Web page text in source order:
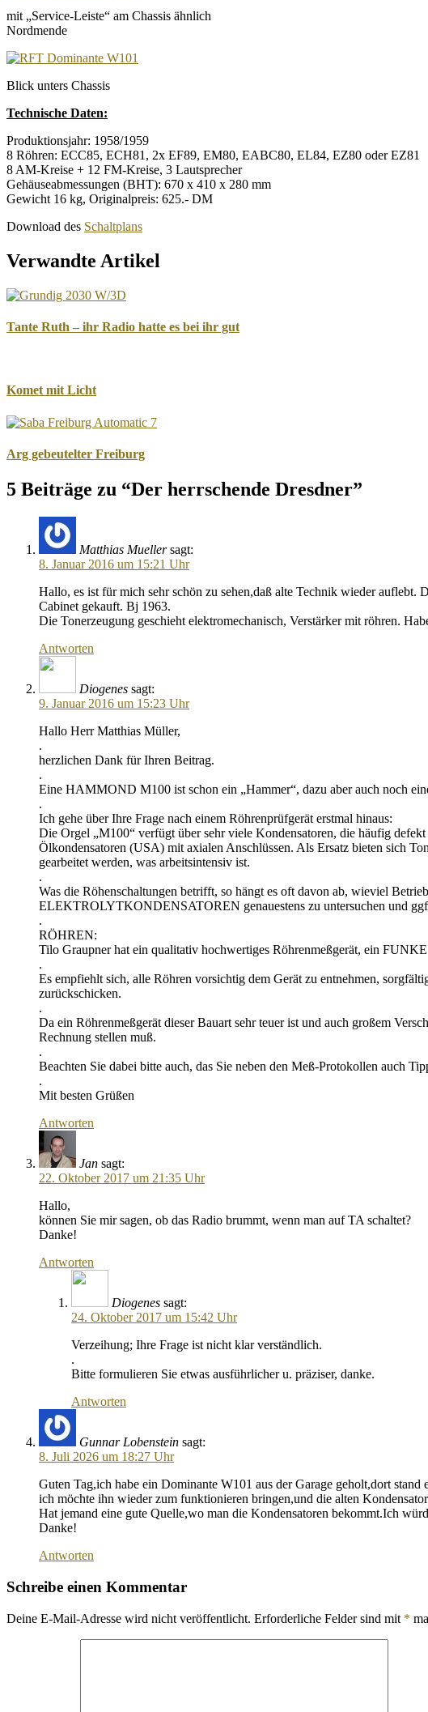
mit „Service-Leiste“ am Chassis ähnlich
Nordmende
Blick unters Chassis
Technische Daten:
Produktionsjahr: 1958/1959
8 Röhren: ECC85, ECH81, 2x EF89, EM80, EABC80, EL84, EZ80 oder EZ81
8 AM-Kreise + 12 FM-Kreise, 3 Lautsprecher
Gehäuseabmessungen (BHT): 670 x 410 x 280 mm
Gewicht 16 kg, Originalpreis: 625.- DM
Download des Schaltplans
Verwandte Artikel
Tante Ruth – ihr Radio hatte es bei ihr gut
Komet mit Licht
Arg gebeutelter Freiburg
5 Beiträge zu “Der herrschende Dresdner”
Matthias Mueller sagt:
8. Januar 2016 um 15:21 Uhr
Hallo, es ist für mich sehr schön zu sehen,daß alte Technik wieder
Cabinet gekauft. Bj 1963.
Die Tonerzeugung geschieht elektromechanisch, Verstärker mit röhren.
Antworten
Diogenes sagt:
9. Januar 2016 um 15:23 Uhr
Hallo Herr Matthias Müller,
.
herzlichen Dank für Ihren Beitrag.
.
Eine HAMMOND M100 ist schon ein „Hammer“, dazu aber auch noch
.
Ich gehe über Ihre Frage nach einem Röhrenprüfgerät erstmal hinaus:
Die Orgel „M100“ verfügt über sehr viele Kondensatoren, die häufig
Ölkondensatoren (USA) mit axialen Anschlüssen. Als Ersatz bieten sich
gearbeitet werden, was arbeitsintensiv ist.
.
Was die Röhenschaltungen betrifft, so hängt es oft davon ab, wieviel
ELEKTROLYTKONDENSATOREN genauestens zu untersuchen und
.
RÖHREN:
Tilo Graupner hat ein qualitativ hochwertiges Röhrenmeßgerät, ein
.
Es empfiehlt sich, alle Röhren vorsichtig dem Gerät zu entnehmen,
zurückschicken.
.
Da ein Röhrenmeßgerät dieser Bauart sehr teuer ist und auch großem
Rechnung stellen muß.
.
Beachten Sie dabei bitte auch, das Sie neben den Meß-Protokollen auch
.
Mit besten Grüßen
Antworten
Jan sagt:
22. Oktober 2017 um 21:35 Uhr
Hallo,
können Sie mir sagen, ob das Radio brummt, wenn man auf TA schaltet?
Danke!
Antworten
Diogenes sagt:
24. Oktober 2017 um 15:42 Uhr
Verzeihung; Ihre Frage ist nicht klar verständlich.
.
Bitte formulieren Sie etwas ausführlicher u. präziser, danke.
Antworten
Gunnar Lobenstein sagt:
8. Juli 2026 um 18:27 Uhr
Guten Tag,ich habe ein Dominante W101 aus der Garage geholt,dort stand
ich möchte ihn wieder zum funktionieren bringen,und die alten
Hat jemand eine gute Quelle,wo man die Kondensatoren bekommt.Ich
Danke!
Antworten
Schreibe einen Kommentar
Deine E-Mail-Adresse wird nicht veröffentlicht. Erforderliche Felder sind mit *